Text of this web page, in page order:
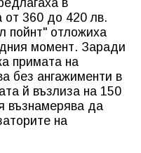
в
от 360 до 420 лв.
пойнт" отложиха
момент. Заради
примата на
без ангажименти в
й възлиза на 150
възнамерява да
на